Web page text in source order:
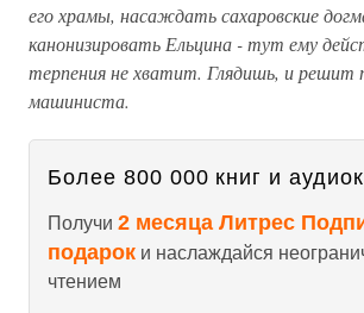
его храмы, насаждать сахаровские
канонизировать Ельцина - тут ему
терпения не хватит. Глядишь, и решит
машиниста.
Более 800 000 книг и
Получи 2 месяца Литрес
подарок и наслаждайся
чтением